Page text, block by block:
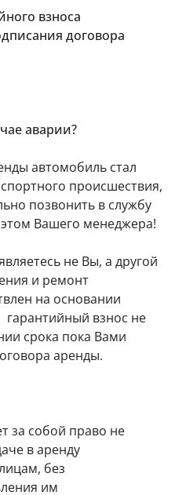
взноса
договора
аварии?
автомобиль стал
происшествия,
позвонить в службу
Вашего менеджера!
не Вы, а другой
и ремонт
на основании
взнос не
срока пока Вами
аренды.
за собой право не
в аренду
без
им